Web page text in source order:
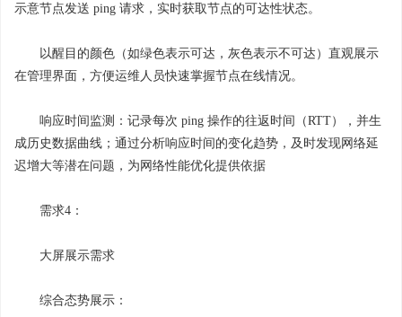
示意节点发送 ping 请求，实时获取节点的可达性状态。
以醒目的颜色（如绿色表示可达，灰色表示不可达）直观展示
在管理界面，方便运维人员快速掌握节点在线情况。
响应时间监测：记录每次 ping 操作的往返时间（RTT），并生
成历史数据曲线；通过分析响应时间的变化趋势，及时发现网络延
迟增大等潜在问题，为网络性能优化提供依据
需求4：
大屏展示需求
综合态势展示：